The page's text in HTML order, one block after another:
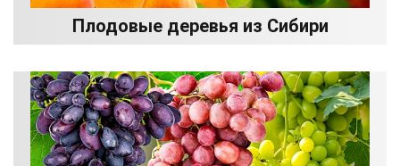
Плодовые деревья из Сибири